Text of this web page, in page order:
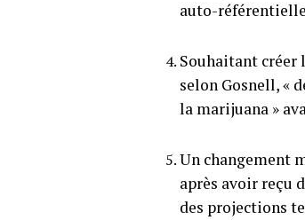
auto-
Souhaitant
selon Gosnell, «
la marijuana »
Un changement
après avoir reçu
des projections